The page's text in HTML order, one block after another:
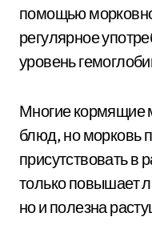
помощью
регулярное
уровень
Многие кормящие
блюд, но морковь
присутствовать
только повышает
но и полезна